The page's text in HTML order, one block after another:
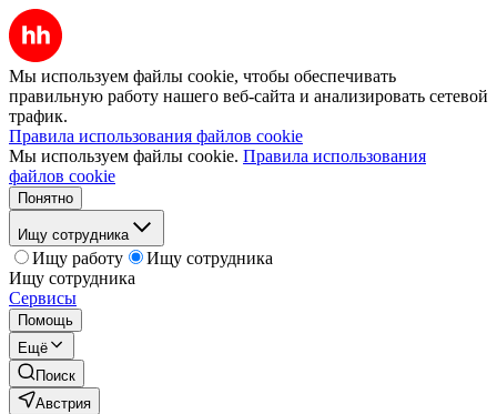
Мы используем файлы cookie, чтобы обеспечивать
правильную работу нашего веб-сайта и анализировать сетевой
трафик.
Правила использования файлов cookie
Мы используем файлы cookie. Правила использования
файлов cookie
Понятно
Ищу сотрудника
Ищу работу
Ищу сотрудника
Ищу сотрудника
Сервисы
Помощь
Ещё
Поиск
Австрия